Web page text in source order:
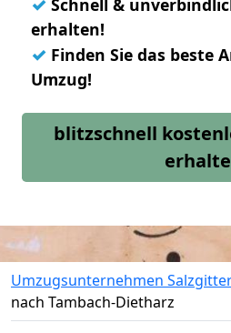
Schnell &
erhalten!
✓ Finden Sie das beste
Umzug!
blitzschnell
Umzugsunternehmen
nach Tambach-Dietharz